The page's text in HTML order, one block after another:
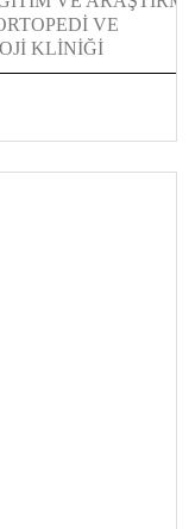
VE
KLİNİĞİ